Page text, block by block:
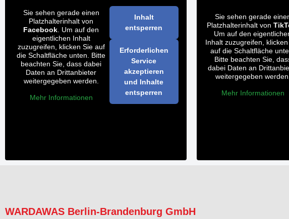
Sie sehen gerade einen
Platzhalterinhalt von
Facebook . Um auf den
eigentlichen Inhalt
zuzugreifen, klicken Sie auf
die Schaltfläche unten. Bitte
beachten Sie, dass dabei
Daten an Drittanbieter
weitergegeben werden.
Mehr Informationen
Inhalt
entsperren
Erforderlichen
Service
akzeptieren
und Inhalte
entsperren
Sie sehen gerade
Platzhalterinhalt von
Um auf den
Inhalt zuzugreifen,
auf die Schaltfläche
Bitte beachten Sie,
dabei Daten an
weitergegeben werden.
Mehr Informationen
WARDAWAS Berlin-Brandenburg GmbH